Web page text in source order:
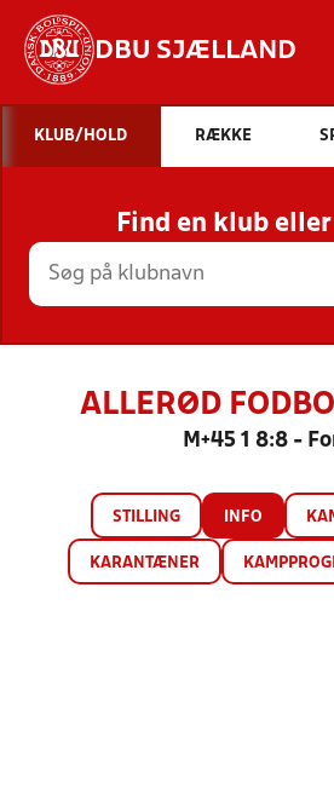
DBU SJÆLLAND
STILLINGER,
HOLD
KLUB/HOLD RÆKKE
Find en klub
ALLERØD
M+45 1 8:8 -
STILLING INFO
KARANTÆNER